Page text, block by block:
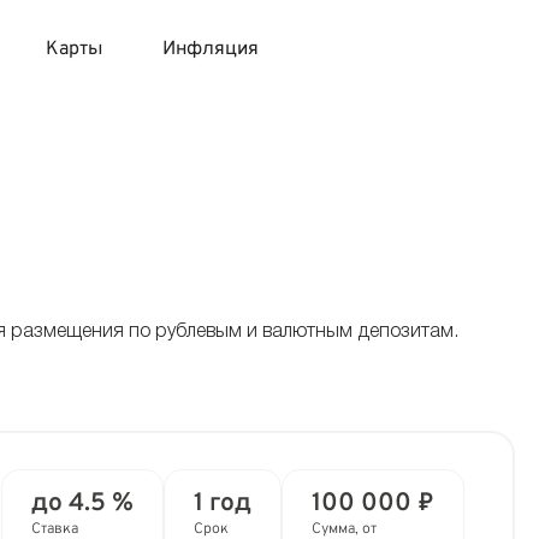
Карты
с моментальным решением
Инфляция
размещения по рублевым и валютным депозитам.
до 4.5 %
Ставка
1 год
Срок
100 000 ₽
Сумма, от